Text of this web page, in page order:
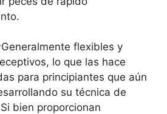
Generalmente flexibles y
lo que las hace
para principiantes que aún
su técnica de
bien proporcionan